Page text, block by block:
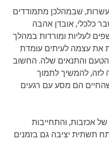
שבמהלכן מתמודדים
כלכלי, אובדן אהבה
לעליות ומורדות במהלך
את עצמה לעיתים עומדת
הטעם והתנאים שלה. החשוב
לזה, להמשיך לתמוך
שהחיים הם מסע עם רגעים
אכזבות, והתחייבות
תשתית יציבה גם בזמנים